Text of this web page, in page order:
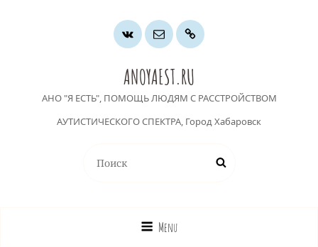
Группа
ВК
ПочтаХочу
помочь
ANOYAEST.RU
АНО "Я ЕСТЬ", ПОМОЩЬ ЛЮДЯМ С РАССТРОЙСТВОМ
АУТИСТИЧЕСКОГО СПЕКТРА, Город Хабаровск
Поиск
Menu